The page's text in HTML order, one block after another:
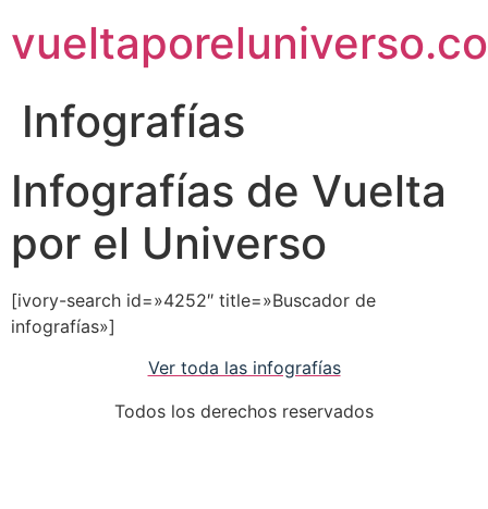
Infografías
Infografías de Vuelta
por el Universo
[ivory-search id=»4252″ title=»Buscador de
infografías»]
Ver toda las infografías
Todos los derechos reservados